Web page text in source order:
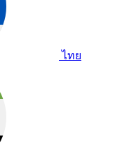
ไทย